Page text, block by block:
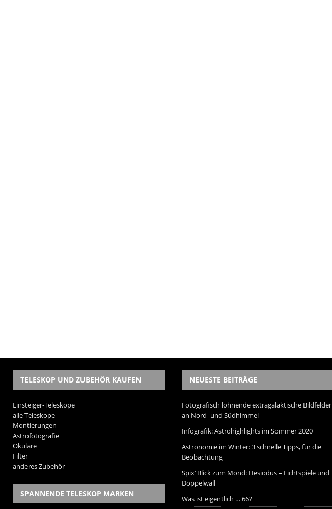
TELESKOP UND ZUBEHÖR KAUFEN
Einsteiger-Teleskope
alle Teleskope
Montierungen
Astrofotografie
Okulare
Filter
anderes Zubehör
SPANNENDE TELESKOP MARKEN
NEUESTE BEITRÄGE
Fotografisch lohnende extragalaktische Bildfelder
an Nord- und Südhimmel
Infografik: Astrohighlights im Sommer 2020
Astronomie im Winter: 3 schnelle Tipps, für die
Beobachtung
Spix‘ Blick zum Mond: Hesiodus – Lichtspiele und
Doppelwall
Was ist eigentlich … 66?